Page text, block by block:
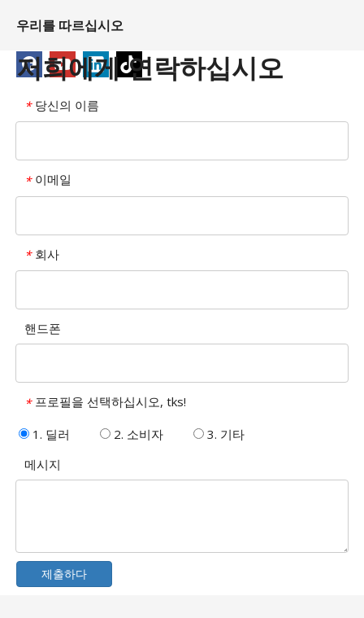
우리를 따르십시오
저희에게 연락하십시오
* 당신의 이름
* 이메일
* 회사
핸드폰
* 프로필을 선택하십시오, tks!
1. 딜러
2. 소비자
3. 기타
메시지
제출하다